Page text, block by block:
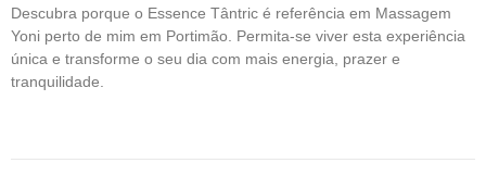
Descubra porque o Essence Tântric é referência em Massagem
Yoni perto de mim em Portimão. Permita-se viver esta experiência
única e transforme o seu dia com mais energia, prazer e
tranquilidade.